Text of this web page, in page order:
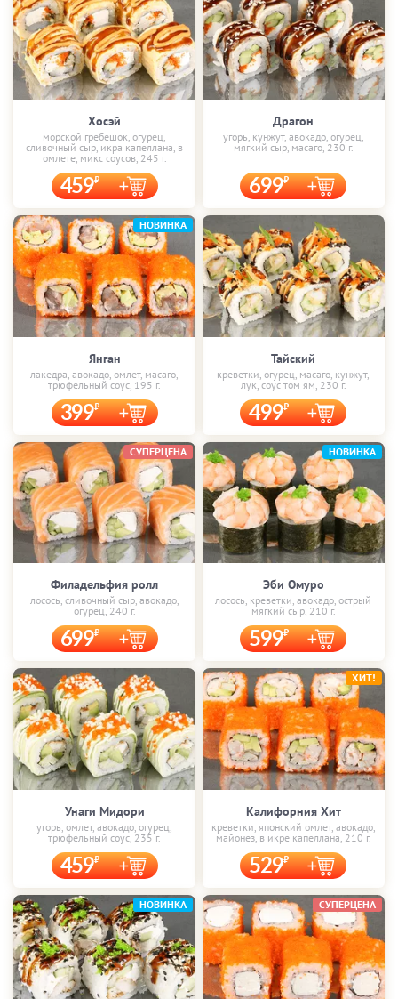
Хосэй
морской гребешок, огурец,
сливочный сыр, икра капеллана, в
омлете, микс соусов, 245 г.
459
Драгон
угорь, кунжут, авокадо, огурец,
мягкий сыр, масаго, 230 г.
699
Янган
лакедра, авокадо, омлет, масаго,
трюфельный соус, 195 г.
399
НОВИНКА
Тайский
креветки, огурец, масаго, кунжут,
лук, соус том ям, 230 г.
499
Филадельфия ролл
лосось, сливочный сыр, авокадо,
огурец, 240 г.
699
СУПЕРЦЕНА
Эби Омуро
лосось, креветки, авокадо, острый
мягкий сыр, 210 г.
599
НОВИНКА
Унаги Мидори
угорь, омлет, авокадо, огурец,
трюфельный соус, 235 г.
459
Калифорния Хит
креветки, японский омлет, авокадо,
майонез, в икре капеллана, 210 г.
529
ХИТ!
НОВИНКА СУПЕРЦЕНА